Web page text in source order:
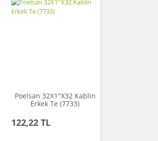
Poelsan 32X1''X32 Kablin
Erkek Te (7733)
122,22 TL